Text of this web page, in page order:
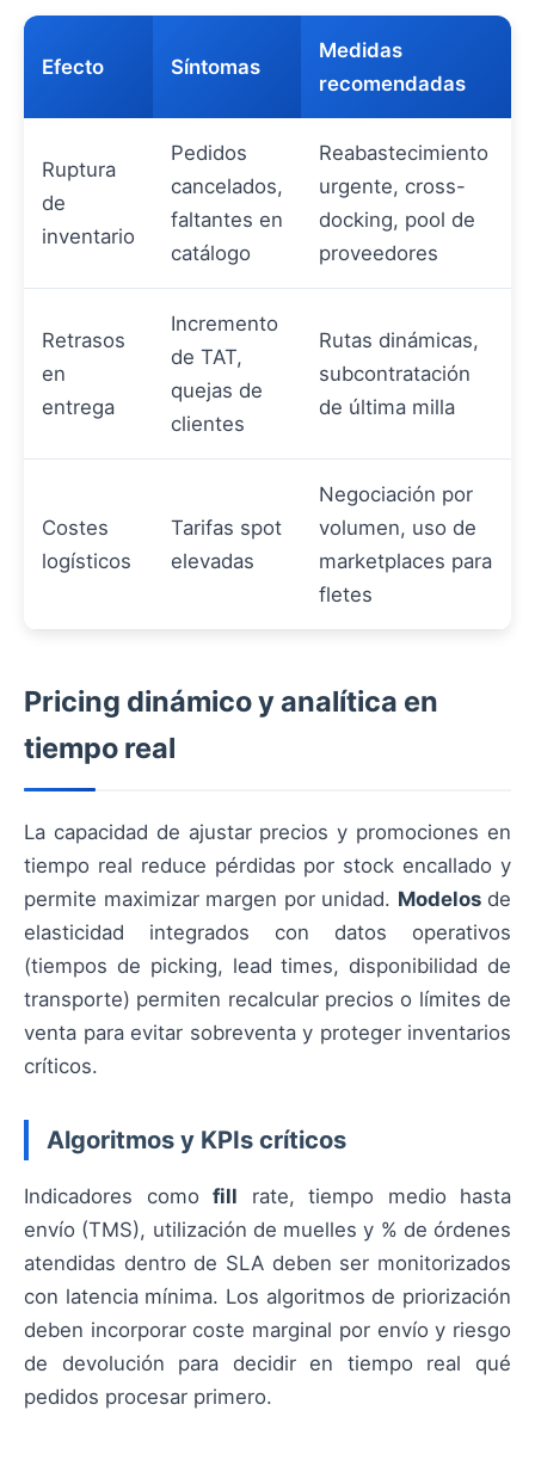
Efecto Síntomas
Medidas
recomendadas
Ruptura
de
inventario
Pedidos
cancelados,
faltantes en
catálogo
Reabastecimiento
urgente, cross-
docking, pool de
proveedores
Retrasos
en
entrega
Incremento
de TAT,
quejas de
clientes
Rutas dinámicas,
subcontratación
de última milla
Costes
logísticos
Tarifas spot
elevadas
Negociación por
volumen, uso de
marketplaces para
fletes
Pricing dinámico y analítica en
tiempo real
La capacidad de ajustar precios y promociones en
tiempo real reduce pérdidas por stock encallado y
permite maximizar margen por unidad. Modelosde
elasticidad integrados con datos operativos
(tiempos de picking, lead times, disponibilidad de
transporte) permiten recalcular precios o límites de
venta para evitar sobreventa y proteger inventarios
críticos.
Algoritmos y KPIs críticos
Indicadores como fill rate, tiempo medio hasta
envío (TMS), utilización de muelles y % de órdenes
atendidas dentro de SLA deben ser monitorizados
con latencia mínima. Los algoritmos de priorización
deben incorporar coste marginal por envío y riesgo
de devolución para decidir en tiempo real qué
pedidos procesar primero.